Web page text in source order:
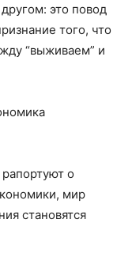
это повод
того, что
“выживаем” и
о
мир
становятся